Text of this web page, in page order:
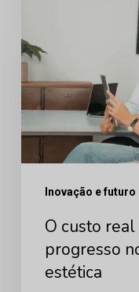
real
não
progresso
campo
Inovação e futuro
O custo
progresso
estética